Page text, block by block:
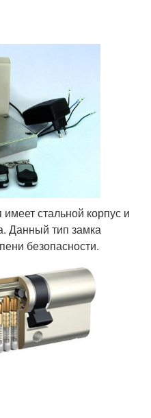
стальной корпус и
Данный тип замка
безопасности.